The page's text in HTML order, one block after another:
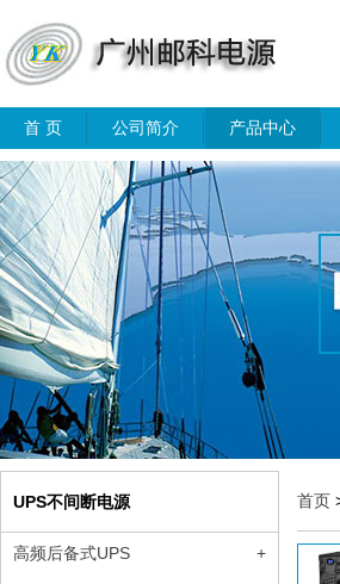
首 页 公司简介 产品中心
UPS不间断电源
+
高频后备式UPS
首页